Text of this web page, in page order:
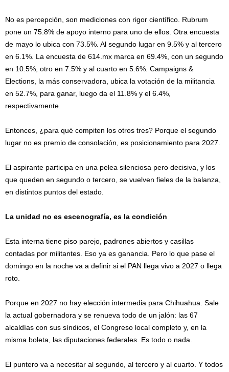
No es percepción, son mediciones con rigor científico. Rubrum
pone un 75.8% de apoyo interno para uno de ellos. Otra encuesta
de mayo lo ubica con 73.5%. Al segundo lugar en 9.5% y al tercero
en 6.1%. La encuesta de 614.mx marca en 69.4%, con un segundo
en 10.5%, otro en 7.5% y al cuarto en 5.6%. Campaigns &
Elections, la más conservadora, ubica la votación de la militancia
en 52.7%, para ganar, luego da el 11.8% y el 6.4%,
respectivamente.
Entonces, ¿para qué compiten los otros tres? Porque el segundo
lugar no es premio de consolación, es posicionamiento para 2027.
El aspirante participa en una pelea silenciosa pero decisiva, y los
que queden en segundo o tercero, se vuelven fieles de la balanza,
en distintos puntos del estado.
La unidad no es escenografía, es la condición
Esta interna tiene piso parejo, padrones abiertos y casillas
contadas por militantes. Eso ya es ganancia. Pero lo que pase el
domingo en la noche va a definir si el PAN llega vivo a 2027 o llega
roto.
Porque en 2027 no hay elección intermedia para Chihuahua. Sale
la actual gobernadora y se renueva todo de un jalón: las 67
alcaldías con sus síndicos, el Congreso local completo y, en la
misma boleta, las diputaciones federales. Es todo o nada.
El puntero va a necesitar al segundo, al tercero y al cuarto. Y todos